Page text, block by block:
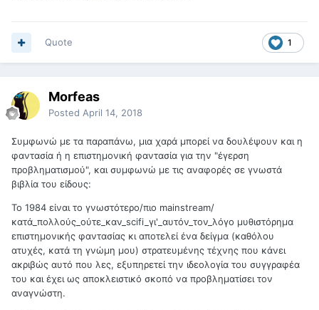
1
Quote
Morfeas
Posted April 14, 2018
Συμφωνώ με τα παραπάνω, μια χαρά μπορεί να δουλέψουν και η
φαντασία ή η επιστημονική φαντασία για την "έγερση
προβληματισμού", και συμφωνώ με τις αναφορές σε γνωστά
βιβλία του είδους:
Το 1984 είναι το γνωστότερο/πιο mainstream/
κατά_πολλούς_ούτε_καν_scifi_γι'_αυτόν_τον_λόγο μυθιστόρημα
επιστημονικής φαντασίας κι αποτελεί ένα δείγμα (καθόλου
ατυχές, κατά τη γνώμη μου) στρατευμένης τέχνης που κάνει
ακριβώς αυτό που λες, εξυπηρετεί την ιδεολογία του συγγραφέα
του και έχει ως αποκλειστικό σκοπό να προβληματίσει τον
αναγνώστη.